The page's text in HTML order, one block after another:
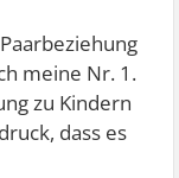
meine Nr. 1.
zu Kindern
dass es